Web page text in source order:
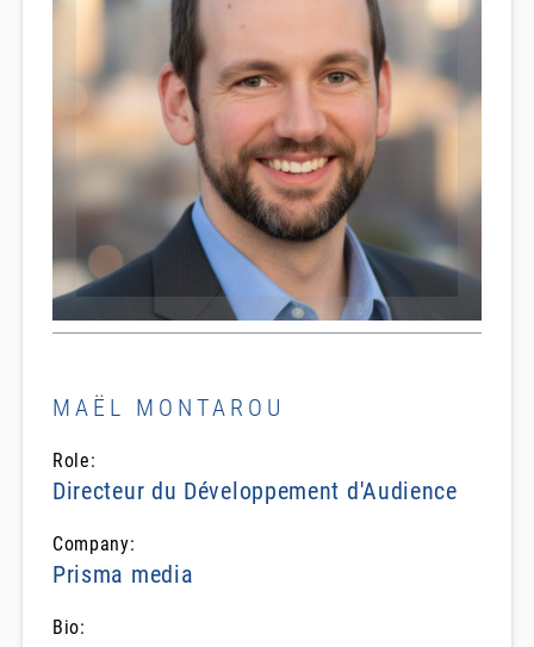
MAËL MONTAROU
Role:
Directeur du Développement d'Audience
Company:
Prisma media
Bio: